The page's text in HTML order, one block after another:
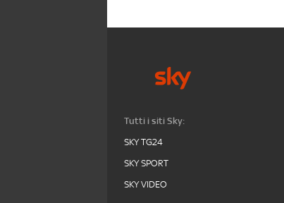
Tutti i siti Sky:
SKY TG24
SKY SPORT
SKY VIDEO